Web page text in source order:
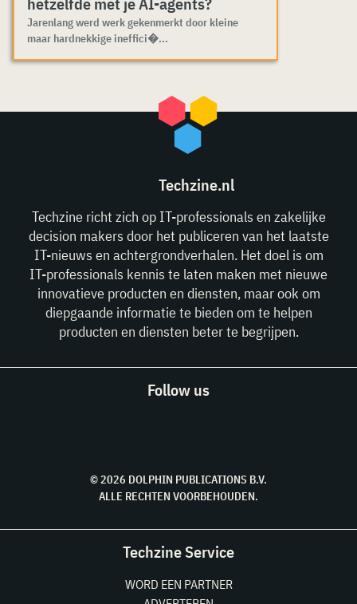
Jarenlang werd werk gekenmerkt door kleine
maar hardnekkige ineffici�...
Techzine.nl
Techzine richt zich op IT-professionals en zakelijke
decision makers door het publiceren van het laatste
IT-nieuws en achtergrondverhalen. Het doel is om
IT-professionals kennis te laten maken met nieuwe
innovatieve producten en diensten, maar ook om
diepgaande informatie te bieden om te helpen
producten en diensten beter te begrijpen.
Follow us
© 2026 DOLPHIN PUBLICATIONS B.V.
ALLE RECHTEN VOORBEHOUDEN.
Techzine Service
WORD EEN PARTNER